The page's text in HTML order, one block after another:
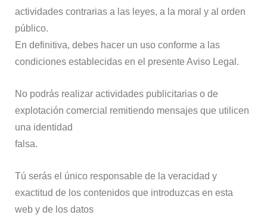
actividades contrarias a las leyes, a la moral y al orden
público.
En definitiva, debes hacer un uso conforme a las
condiciones establecidas en el presente Aviso Legal.
No podrás realizar actividades publicitarias o de
explotación comercial remitiendo mensajes que utilicen
una identidad
falsa.
Tú serás el único responsable de la veracidad y
exactitud de los contenidos que introduzcas en esta
web y de los datos